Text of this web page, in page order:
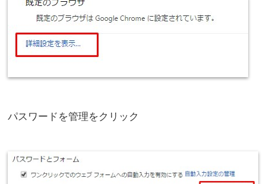
パスワードを管理をクリック